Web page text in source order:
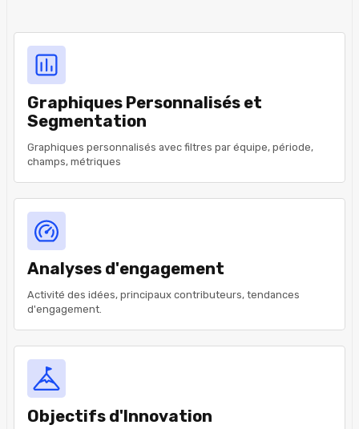
Graphiques Personnalisés et
Segmentation
Graphiques personnalisés avec filtres par équipe, période,
champs, métriques
Analyses d'engagement
Activité des idées, principaux contributeurs, tendances
d'engagement.
Objectifs d'Innovation